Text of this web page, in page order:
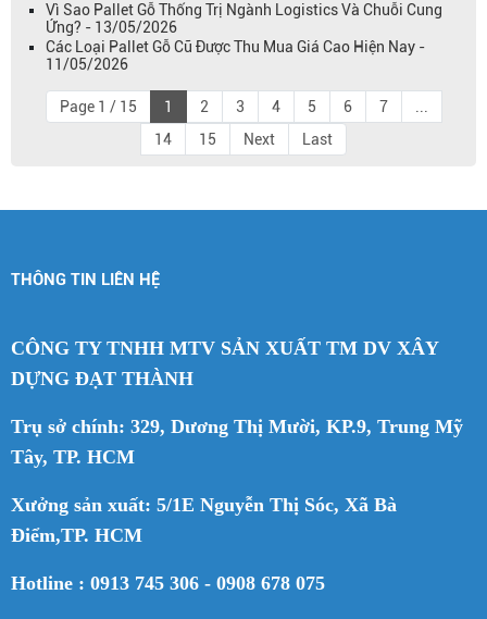
Vì Sao Pallet Gỗ Thống Trị Ngành Logistics Và Chuỗi Cung
Ứng? - 13/05/2026
Các Loại Pallet Gỗ Cũ Được Thu Mua Giá Cao Hiện Nay -
11/05/2026
Page 1 / 15 1 2 3 4 5 6 7
14
15 Next Last
THÔNG TIN LIÊN HỆ
CÔNG TY TNHH MTV SẢN XUẤT TM DV XÂY
DỰNG ĐẠT THÀNH
Trụ sở chính: 329, Dương Thị Mười, KP.9, Trung Mỹ
Tây, TP. HCM
Xưởng sản xuất: 5/1E Nguyễn Thị Sóc, Xã Bà
Điểm,TP. HCM
Hotline : 0913 745 306 - 0908 678 075